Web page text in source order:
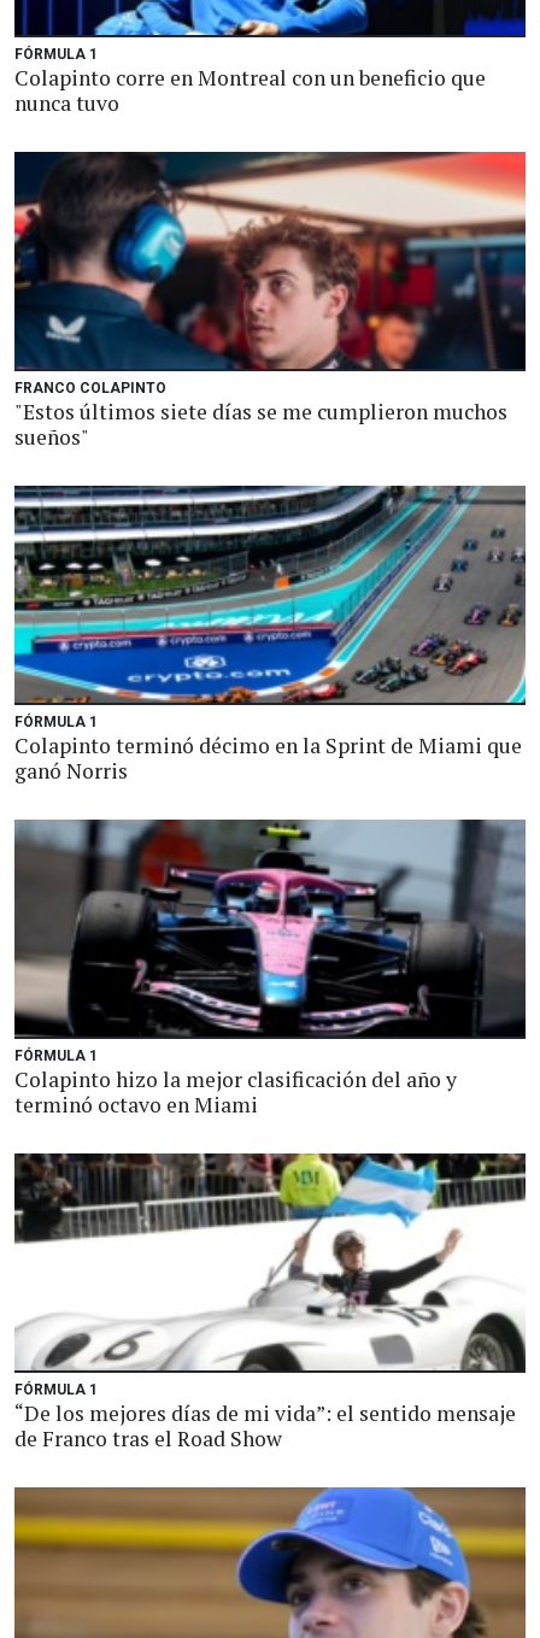
FÓRMULA 1
Colapinto corre en Montreal con un beneficio que
nunca tuvo
FRANCO COLAPINTO
"Estos últimos siete días se me cumplieron muchos
sueños"
FÓRMULA 1
Colapinto terminó décimo en la Sprint de Miami que
ganó Norris
FÓRMULA 1
Colapinto hizo la mejor clasificación del año y
terminó octavo en Miami
FÓRMULA 1
“De los mejores días de mi vida”: el sentido mensaje
de Franco tras el Road Show